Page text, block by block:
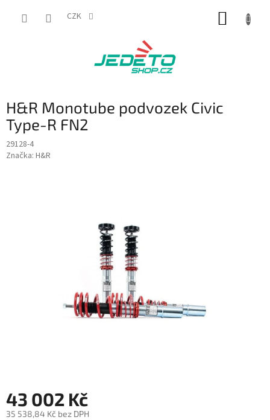
CZK
H&R Monotube podvozek Civic
Type-R FN2
29128-4
Značka: H&R
43 002 Kč
35 538,84 Kč bez DPH